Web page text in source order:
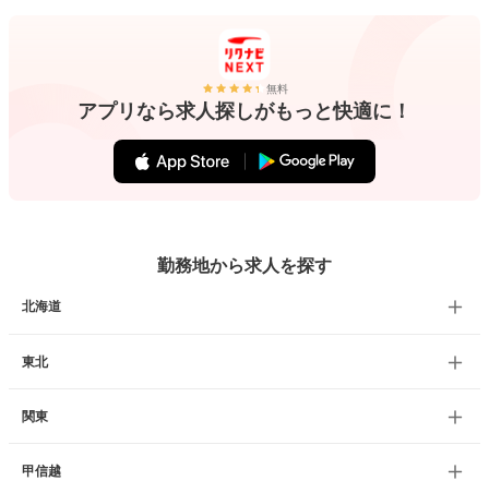
無料
アプリなら求人探しがもっと快適に！
勤務地から求人を探す
北海道
東北
関東
甲信越